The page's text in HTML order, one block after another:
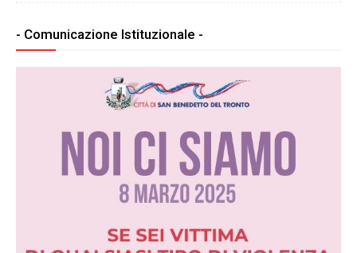
- Comunicazione Istituzionale -